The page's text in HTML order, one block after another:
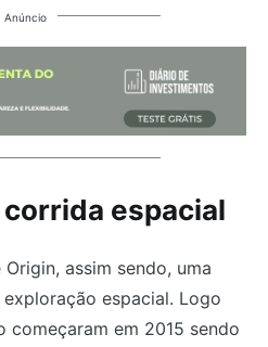
Anúncio
espacial
assim sendo, uma
espacial. Logo
começaram em 2015 sendo